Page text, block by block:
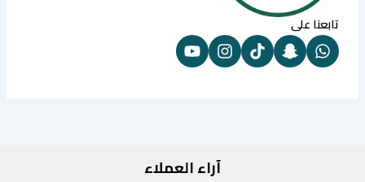
تابعنا على
آراء العملاء